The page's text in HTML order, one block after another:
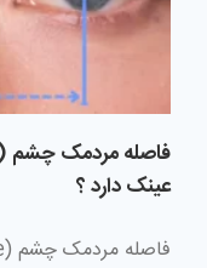
عینک دارد ؟